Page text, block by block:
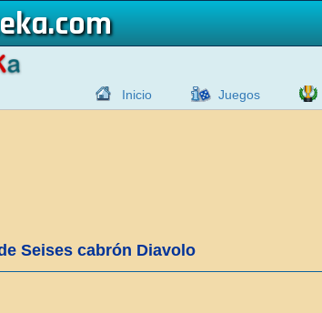
Inicio Juegos
Seises cabrón Diavolo